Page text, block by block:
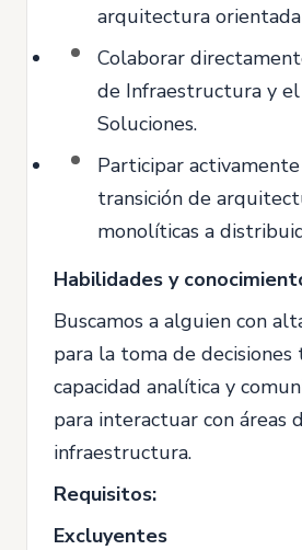
arquitectura
Colaborar
de Infraestructura y
Soluciones.
Participar
transición de
monolíticas a
Habilidades y
Buscamos a alguien con
para la toma de decisiones
capacidad analítica y
para interactuar con áreas
infraestructura.
Requisitos:
Excluyentes